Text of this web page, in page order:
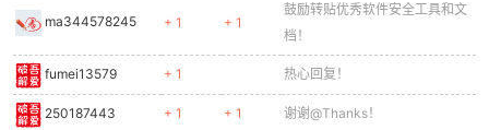
ma344578245 + 1 + 1
鼓励转贴优秀软件安全工具和文
档！
fumei13579 + 1 热心回复！
250187443 + 1 + 1 谢谢@Thanks！